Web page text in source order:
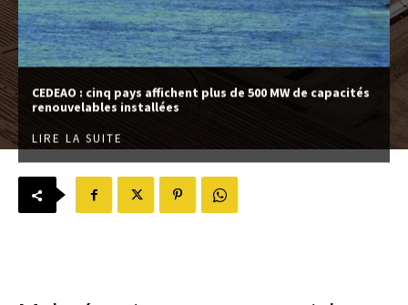
CEDEAO : cinq pays affichent plus de 500 MW de capacités
renouvelables installées
LIRE LA SUITE